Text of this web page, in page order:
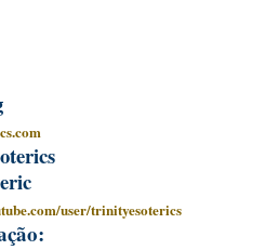
user/trinityesoterics